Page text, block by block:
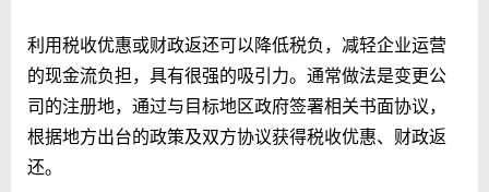
利用税收优惠或财政返还可以降低税负，减轻企业运营
的现金流负担，具有很强的吸引力。通常做法是变更公
司的注册地，通过与目标地区政府签署相关书面协议，
根据地方出台的政策及双方协议获得税收优惠、财政返
还。